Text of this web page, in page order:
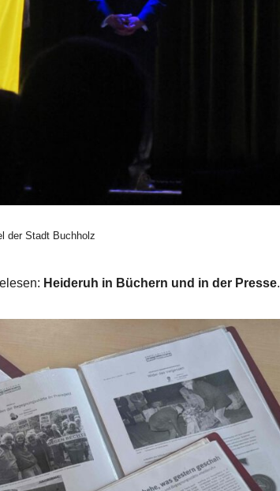
der Stadt Buchholz
Heideruh in Büchern und in der Presse.